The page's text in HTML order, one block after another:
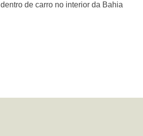
dentro de carro no interior da Bahia